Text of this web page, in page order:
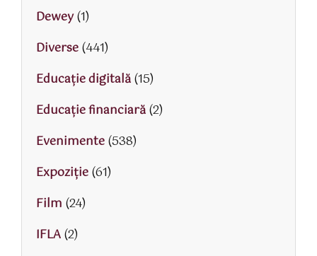
Dewey(1)
Diverse(441)
Educaţie digitală(15)
Educaţie financiară(2)
Evenimente(538)
Expoziție(61)
Film (24)
IFLA(2)